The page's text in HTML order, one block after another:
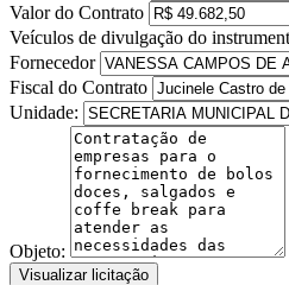
Valor do Contrato
Veículos de divulgação do
Fornecedor
Fiscal do Contrato
Unidade:
Objeto:
Visualizar licitação